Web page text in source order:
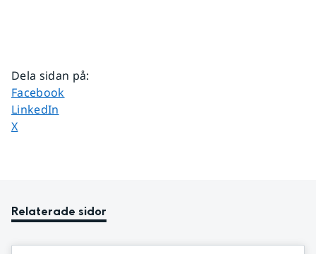
Dela sidan på:
Dela sidan på
Facebook
Dela sidan på
LinkedIn
Dela sidan på
X
Relaterade sidor